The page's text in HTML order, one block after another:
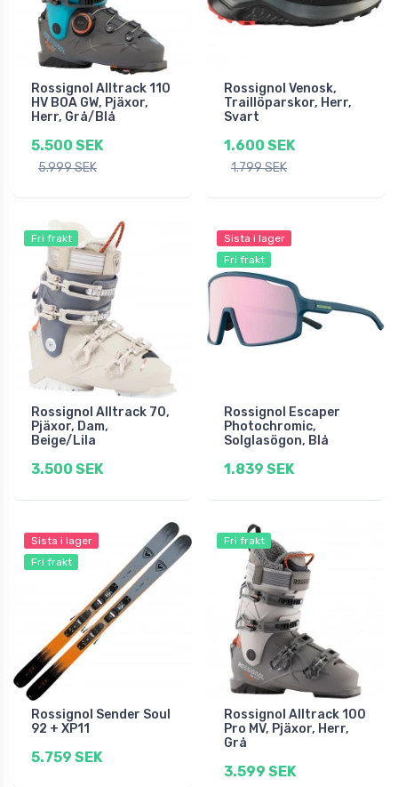
Rossignol Alltrack 110
HV BOA GW, Pjäxor,
Herr, Grå/Blå
5.500 SEK
5.999 SEK
Rossignol Venosk,
Traillöparskor, Herr,
Svart
1.600 SEK
1.799 SEK
Fri frakt
Rossignol Alltrack 70,
Pjäxor, Dam,
Beige/Lila
3.500 SEK
Sista i lager
Fri frakt
Rossignol Escaper
Photochromic,
Solglasögon, Blå
1.839 SEK
Sista i lager
Fri frakt
Rossignol Sender Soul
92 + XP11
5.759 SEK
Fri frakt
Rossignol Alltrack 100
Pro MV, Pjäxor, Herr,
Grå
3.599 SEK